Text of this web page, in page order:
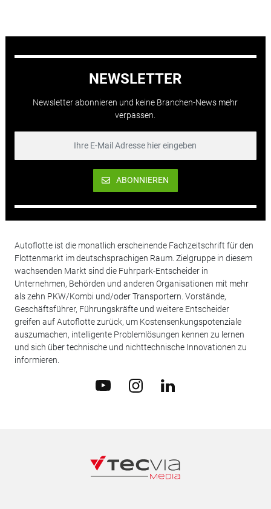
NEWSLETTER
Newsletter abonnieren und keine Branchen-News mehr
verpassen.
ABONNIEREN
Autoflotte ist die monatlich erscheinende Fachzeitschrift für den
Flottenmarkt im deutschsprachigen Raum. Zielgruppe in diesem
wachsenden Markt sind die Fuhrpark-Entscheider in
Unternehmen, Behörden und anderen Organisationen mit mehr
als zehn PKW/Kombi und/oder Transportern. Vorstände,
Geschäftsführer, Führungskräfte und weitere Entscheider
greifen auf Autoflotte zurück, um Kostensenkungspotenziale
auszumachen, intelligente Problemlösungen kennen zu lernen
und sich über technische und nichttechnische Innovationen zu
informieren.